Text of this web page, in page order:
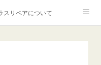
スリペアについて